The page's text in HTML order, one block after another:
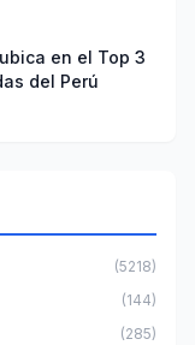
en el Top 3
del Perú
(5218)
(144)
(285)